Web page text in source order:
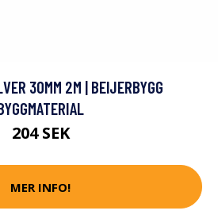
30MM 2M | BEIJERBYGG
204 SEK
MER INFO!